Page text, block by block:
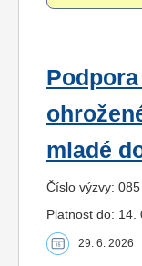
mladé
Číslo výzvy: 085
Platnost do: 14.
29. 6. 2026